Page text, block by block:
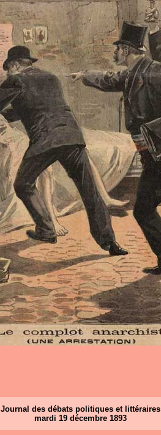
Journal des débats politiques et littéraires
mardi 19 décembre 1893